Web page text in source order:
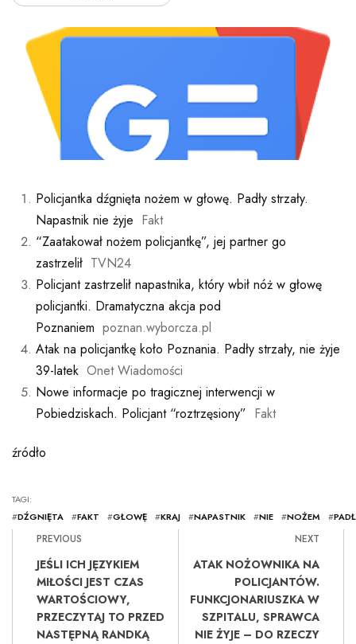
Policjantka dźgnięta nożem w głowę. Padły strzały.
Napastnik nie żyje Fakt
“Zaatakował nożem policjantkę”, jej partner go
zastrzelił TVN24
Policjant zastrzelił napastnika, który wbił nóż w głowę
policjantki. Dramatyczna akcja pod
Poznaniem poznan.wyborcza.pl
Atak na policjantkę koło Poznania. Padły strzały, nie żyje
39-latek Onet Wiadomości
Nowe informacje po tragicznej interwencji w
Pobiedziskach. Policjant “roztrzęsiony” Fakt
źródło
TAGI:
#DŹGNIĘTA #FAKT #GŁOWĘ #KRAJ #NAPASTNIK #NIE #NOŻEM #
PREVIOUS
JEŚLI ICH JĘZYKIEM
MIŁOŚCI JEST CZAS
WARTOŚCIOWY,
PRZECZYTAJ TO PRZED
NASTĘPNĄ RANDKĄ
NEXT
ATAK NOŻOWNIKA NA
POLICJANTÓW.
FUNKCJONARIUSZKA W
SZPITALU, SPRAWCA
NIE ŻYJE – DO RZECZY